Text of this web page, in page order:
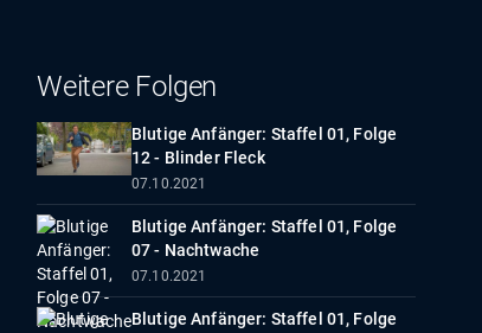
Weitere Folgen
Blutige Anfänger: Staffel 01, Folge
12 - Blinder Fleck
07.10.2021
Blutige Anfänger: Staffel 01, Folge
07 - Nachtwache
07.10.2021
Blutige Anfänger: Staffel 01, Folge